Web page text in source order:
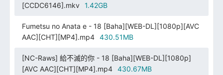
[CCDC6146].mkv
1.42GB
Fumetsu no Anata e - 18 [Baha][WEB-DL][1080p][AVC
AAC][CHT][MP4].mp4
430.51MB
[NC-Raws] 給不滅的你 - 18 [Baha][WEB-DL][1080p]
[AVC AAC][CHT][MP4].mp4
430.67MB